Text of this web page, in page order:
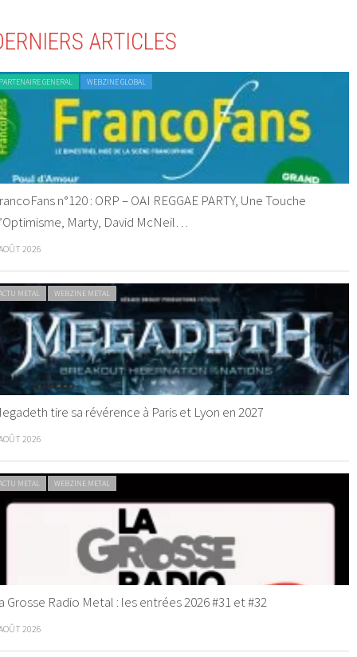
ARTICLES
GENERAL WEBZINE GLOBAL
n°120 : ORP – OAI REGGAE PARTY, Une Touche
Marty, David McNeil…
2026
METAL WEBZINE METAL
tire sa révérence à Paris et Lyon en 2027
2026
METAL WEBZINE METAL
Grosse Radio Metal : les entrées 2026 #31 et #32
2026